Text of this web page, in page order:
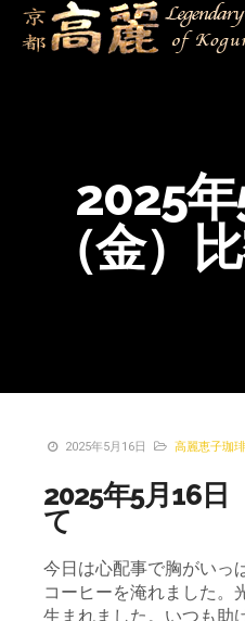
2025年
（金）
2025年5月16日 高麗恵子珈
2025年5月16日
て
今日は心配事で胸がいっ
コーヒーを淹れました。
生まれました。いつも助